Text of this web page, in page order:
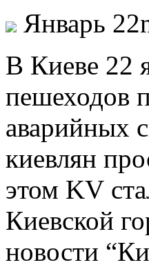
Январь
В Киeвe 22
пешеходов
аварийных
киевлян
этом KV
Киевской
новости